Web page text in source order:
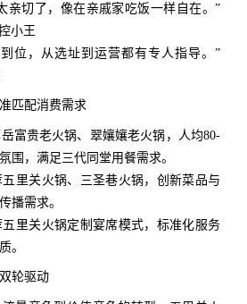
亲切了，像在亲戚家吃饭一样自在。”
小王
位，从选址到运营都有专人指导。”
匹配消费需求
富贵老火锅、翠孃孃老火锅，人均80-
围，满足三代同堂用餐需求。
五里关火锅、三圣巷火锅，创新菜品与
播需求。
五里关火锅定制宴席模式，标准化服务
。
轮驱动